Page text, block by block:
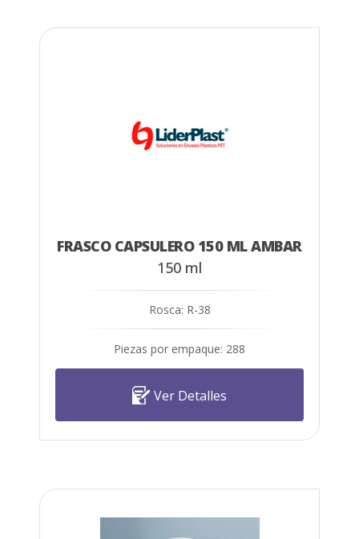
FRASCO CAPSULERO 150 ML AMBAR
150 ml
Rosca: R-38
Piezas por empaque: 288
Ver Detalles